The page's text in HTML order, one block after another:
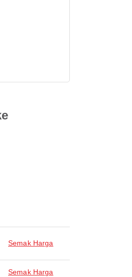
Semak Harga
Semak Harga